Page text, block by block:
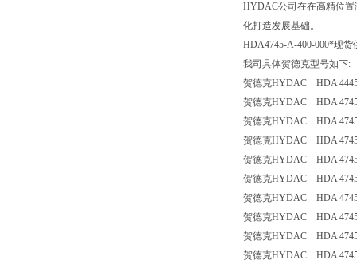
HYDAC公司在在高精位
化打造发展基础。
HDA4745-A-400-000*现
我司具体贺德克型号如下:
贺德克HYDAC HDA
贺德克HYDAC HDA
贺德克HYDAC HDA
贺德克HYDAC HDA
贺德克HYDAC HDA
贺德克HYDAC HDA
贺德克HYDAC HDA
贺德克HYDAC HDA
贺德克HYDAC HDA
贺德克HYDAC HDA